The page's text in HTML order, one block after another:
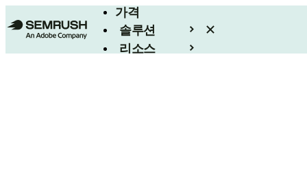
가격
솔루션
리소스